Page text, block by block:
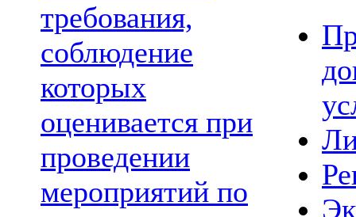
требования,
соблюдение
которых
оценивается при
проведении
мероприятий по